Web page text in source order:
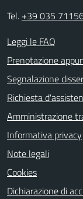
Tel. +39 035
Leggi le FAQ
Prenotazione
Segnalazione
Richiesta
Amministrazione
Informativa privacy
Note legali
Cookies
Dichiarazione di